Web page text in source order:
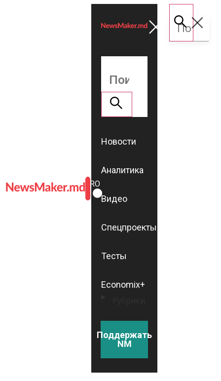
ROMÂNĂ
RU
Новости
Аналитика
Видео
Спецпроекты
Тесты
Economix+
Поддержать
NM